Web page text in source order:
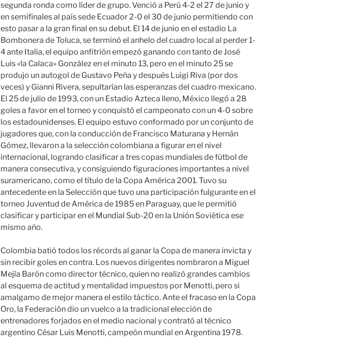
segunda ronda como líder de grupo. Venció a Perú 4-2 el 27 de junio y
en semifinales al país sede Ecuador 2-0 el 30 de junio permitiendo con
esto pasar a la gran final en su debut. El 14 de junio en el estadio La
Bombonera de Toluca, se terminó el anhelo del cuadro local al perder 1-
4 ante Italia, el equipo anfitrión empezó ganando con tanto de José
Luis «la Calaca» González en el minuto 13, pero en el minuto 25 se
produjo un autogol de Gustavo Peña y después Luigi Riva (por dos
veces) y Gianni Rivera, sepultarían las esperanzas del cuadro mexicano.
El 25 de julio de 1993, con un Estadio Azteca lleno, México llegó a 28
goles a favor en el torneo y conquistó el campeonato con un 4-0 sobre
los estadounidenses. El equipo estuvo conformado por un conjunto de
jugadores que, con la conducción de Francisco Maturana y Hernán
Gómez, llevaron a la selección colombiana a figurar en el nivel
internacional, logrando clasificar a tres copas mundiales de fútbol de
manera consecutiva, y consiguiendo figuraciones importantes a nivel
suramericano, como el título de la Copa América 2001. Tuvo su
antecedente en la Selección que tuvo una participación fulgurante en el
torneo Juventud de América de 1985 en Paraguay, que le permitió
clasificar y participar en el Mundial Sub-20 en la Unión Soviética ese
mismo año.
Colombia batió todos los récords al ganar la Copa de manera invicta y
sin recibir goles en contra. Los nuevos dirigentes nombraron a Miguel
Mejía Barón como director técnico, quien no realizó grandes cambios
al esquema de actitud y mentalidad impuestos por Menotti, pero si
amalgamo de mejor manera el estilo táctico. Ante el fracaso en la Copa
Oro, la Federación dio un vuelco a la tradicional elección de
entrenadores forjados en el medio nacional y contrató al técnico
argentino César Luis Menotti, campeón mundial en Argentina 1978.